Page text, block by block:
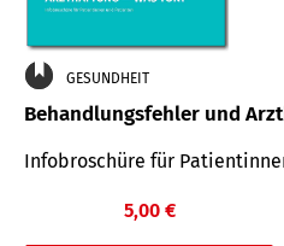
GESUNDHEIT
Behandlungsfehler und
Infobroschüre für
5,00 €